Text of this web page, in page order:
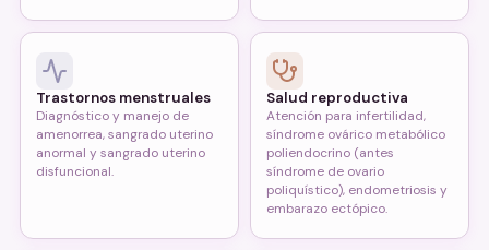
Trastornos menstruales
Diagnóstico y manejo de
amenorrea, sangrado uterino
anormal y sangrado uterino
disfuncional.
Salud reproductiva
Atención para infertilidad,
síndrome ovárico metabólico
poliendocrino (antes
síndrome de ovario
poliquístico), endometriosis y
embarazo ectópico.